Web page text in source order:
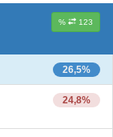
% 123
26,5%
24,8%